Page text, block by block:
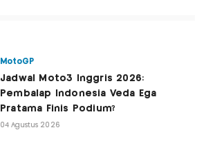
MotoGP
Jadwal Moto3 Inggris 2026:
Pembalap Indonesia Veda Ega
Pratama Finis Podium?
04 Agustus 2026